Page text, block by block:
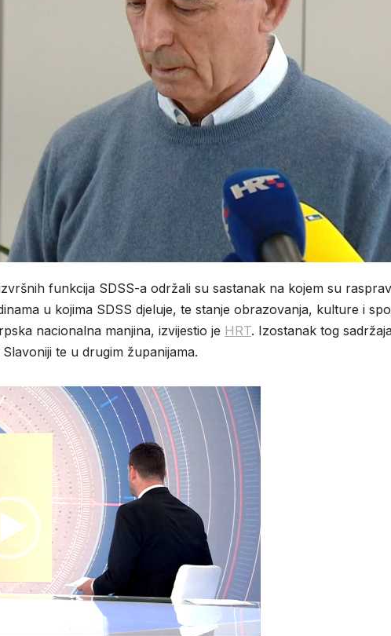
funkcija SDSS-a održali su sastanak na kojem su
u kojima SDSS djeluje, te stanje obrazovanja, kulture i
nacionalna manjina, izvijestio je HRT. Izostanak tog
te u drugim županijama.